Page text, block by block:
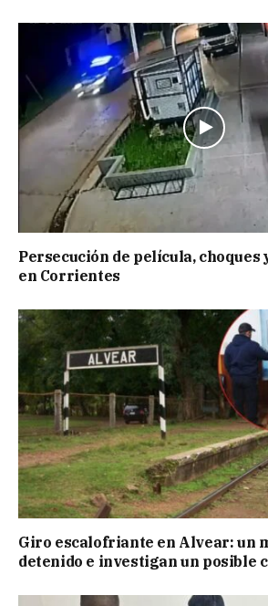
Persecución de película, choques
en Corrientes
Giro escalofriante en Alvear: un
detenido e investigan un posible